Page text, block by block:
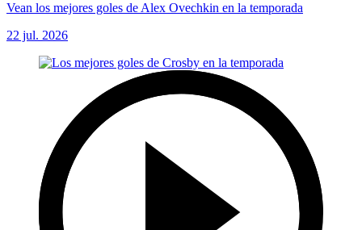
Vean los mejores goles de Alex Ovechkin en la temporada
22 jul. 2026